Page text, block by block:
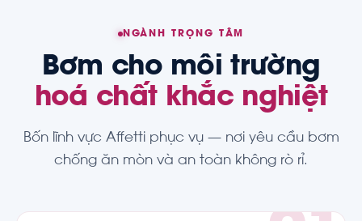
NGÀNH TRỌNG TÂM
Bơm cho môi trường
hoá chất khắc nghiệt
Bốn lĩnh vực Affetti phục vụ — nơi yêu cầu bơm
chống ăn mòn và an toàn không rò rỉ.